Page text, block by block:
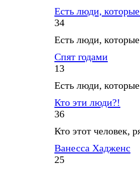
Есть люди,
34
Есть люди,
Спят годами
13
Есть люди,
Кто эти люди?!
36
Кто этот человек,
Ванесса Хадженс
25